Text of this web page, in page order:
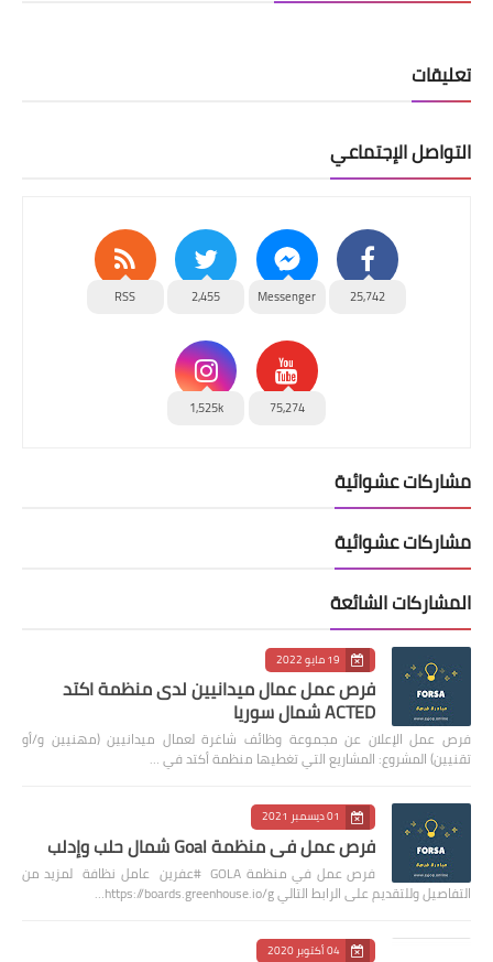
تعليقات
التواصل الإجتماعي
25,742
Messenger
2,455
RSS
75,274
1,525k
مشاركات عشوائية
مشاركات عشوائية
المشاركات الشائعة
19 مايو 2022
فرص عمل عمال ميدانيين لدى منظمة اكتد
ACTED شمال سوريا
فرص عمل الإعلان عن مجموعة وظائف شاغرة لعمال ميدانيين (مهنيين و/أو
تقنيين) المشروع: المشاريع التي تغطيها منظمة أكتد في …
01 ديسمبر 2021
فرص عمل في منظمة Goal شمال حلب وإدلب
فرص عمل في منظمة GOLA #عفرين عامل نظافة لمزيد من
التفاصيل وللتقديم على الرابط التالي https://boards.greenhouse.io/g…
04 أكتوبر 2020